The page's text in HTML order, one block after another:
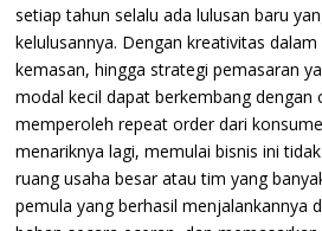
setiap tahun selalu ada lulusan baru
kelulusannya. Dengan kreativitas
kemasan, hingga strategi pemasaran
modal kecil dapat berkembang dengan
memperoleh repeat order dari
menariknya lagi, memulai bisnis ini
ruang usaha besar atau tim yang
pemula yang berhasil menjalankannya